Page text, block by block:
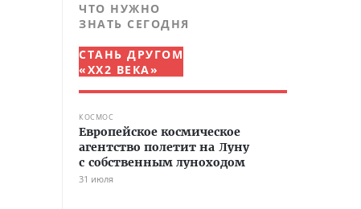
ЧТО НУЖНО
ЗНАТЬ СЕГОДНЯ
СТАНЬ ДРУГОМ
«XX2 ВЕКА»
КОСМОС
Европейское космическое
агентство полетит на Луну
с собственным луноходом
31 июля